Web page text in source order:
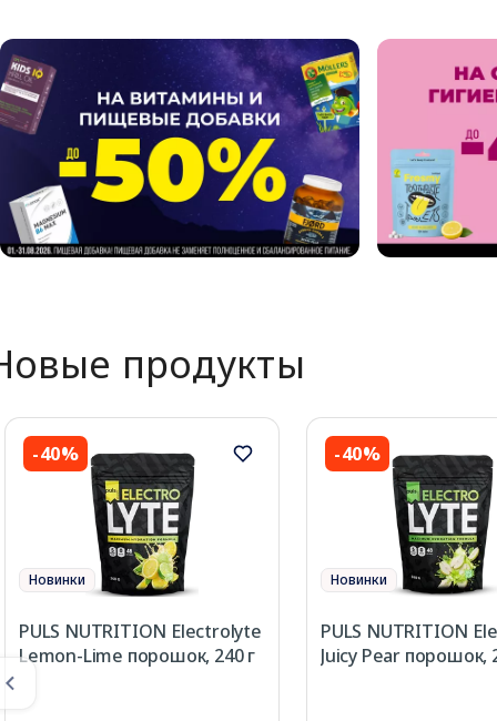
продукты
-40%
Новинки
PULS NUTRITION Electrolyte
Lemon-Lime порошок, 240 г
-40%
Новинки
PULS NUTRITION
Juicy Pear порошок,